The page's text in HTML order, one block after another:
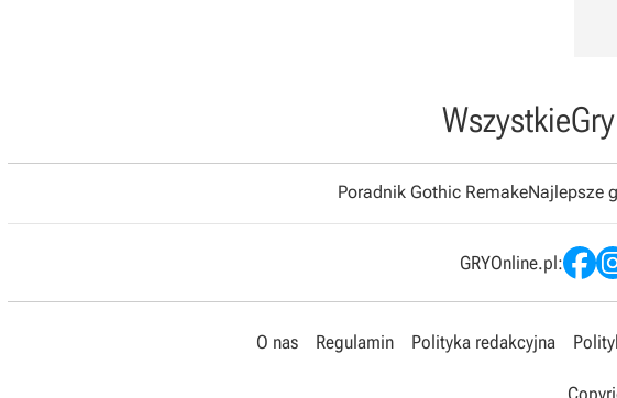
WszystkieGry
Poradnik Gothic RemakeNajlepsze
GRYOnline.pl:
O nas Regulamin Polityka redakcyjna